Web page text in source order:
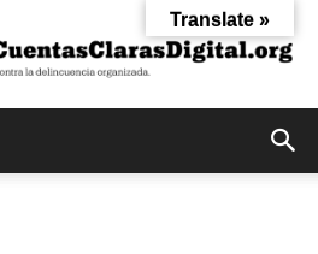
Translate »